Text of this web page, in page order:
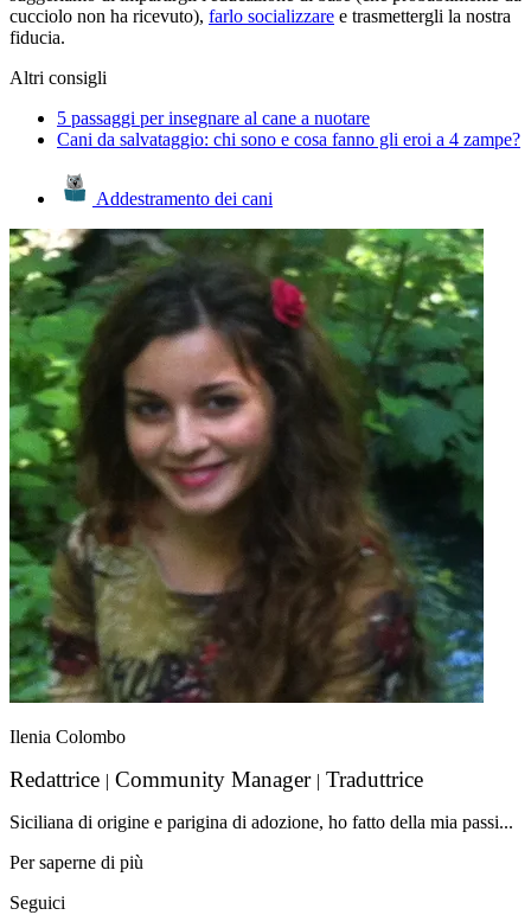
cucciolo non ha ricevuto), farlo socializzare e trasmettergli la nostra
fiducia.
Altri consigli
5 passaggi per insegnare al cane a nuotare
Cani da salvataggio: chi sono e cosa fanno gli eroi a 4 zampe?
Addestramento dei cani
Ilenia Colombo
Redattrice | Community Manager | Traduttrice
Siciliana di origine e parigina di adozione, ho fatto della mia passi...
Per saperne di più
Seguici